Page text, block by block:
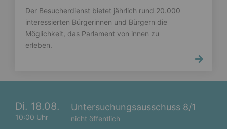
Der Besucherdienst bietet jährlich rund 20.000
interessierten Bürgerinnen und Bürgern die
Möglichkeit, das Parlament von innen zu
erleben.
Di. 18.08.
10:00 Uhr
Untersuchungsausschuss 8/1
nicht öffentlich